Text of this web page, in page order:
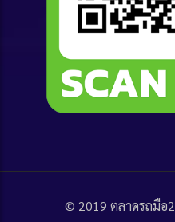
© 2019 ตลาดรถมือ2